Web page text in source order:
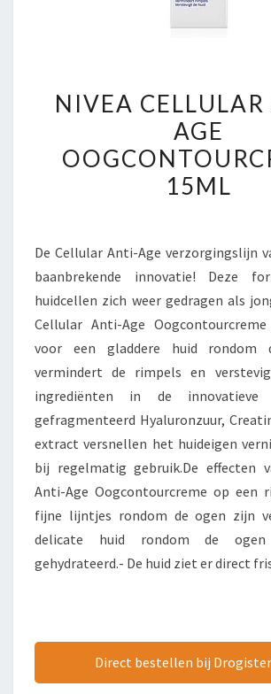
ANTI-
AGE
NIVEA
AGE
15ML
De Cellular Anti-Age verzorgingslijn
baanbrekende innovatie! Deze
huidcellen zich weer gedragen als
Cellular Anti-Age
voor een gladdere huid rondom
vermindert de rimpels en
ingrediënten in de innovatieve
gefragmenteerd Hyaluronzuur,
extract versnellen het huideigen
bij regelmatig gebruik.De effecten
Anti-Age Oogcontourcreme op een
fijne lijntjes rondom de ogen zijn
delicate huid rondom de
gehydrateerd.- De huid ziet er direct
Direct bestellen bij